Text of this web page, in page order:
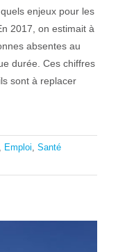
enjeux pour les
2017, on estimait à
absentes au
durée. Ces chiffres
sont à replacer
Emploi Santé